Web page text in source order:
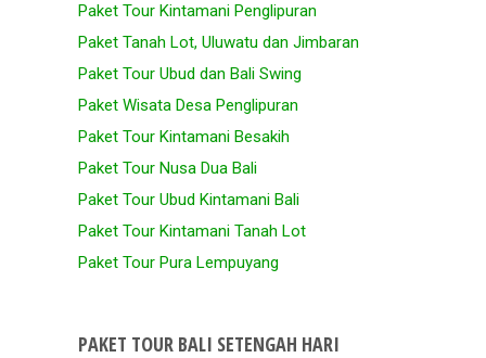
Paket Tour Kintamani Penglipuran
Paket Tanah Lot, Uluwatu dan Jimbaran
Paket Tour Ubud dan Bali Swing
Paket Wisata Desa Penglipuran
Paket Tour Kintamani Besakih
Paket Tour Nusa Dua Bali
Paket Tour Ubud Kintamani Bali
Paket Tour Kintamani Tanah Lot
Paket Tour Pura Lempuyang
PAKET TOUR BALI SETENGAH HARI